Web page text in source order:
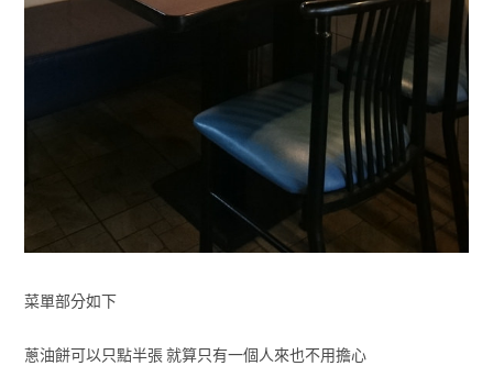
菜單部分如下
蔥油餅可以只點半張 就算只有一個人來也不用擔心